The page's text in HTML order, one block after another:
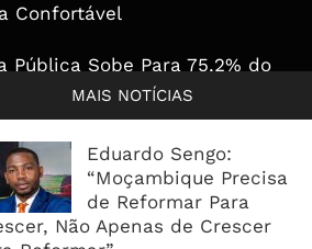
MAIS NOTÍCIAS
Eduardo Sengo:
“Moçambique Precisa
de Reformar Para
Não Apenas de Crescer
Confortável
Pública Sobe Para 75,2% do
Pressão Desloca-se Para o